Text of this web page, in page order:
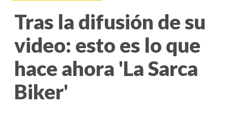
Tras la difusión de su
video: esto es lo que
hace ahora 'La Sarca
Biker'